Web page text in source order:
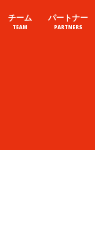
チーム パートナー